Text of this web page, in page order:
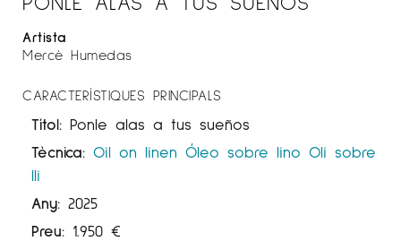
Artista
Mercè Humedas
CARACTERÍSTIQUES PRINCIPALS
Títol: Ponle alas a tus sueños
Tècnica: Oil on linen Óleo sobre lino Oli sobre
lli
Any: 2025
Preu: 1.950 €